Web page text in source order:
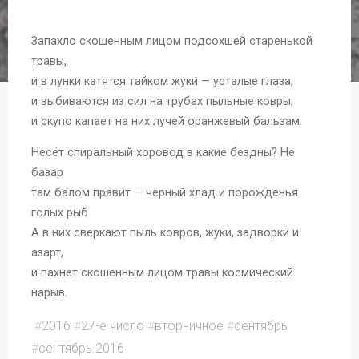
Запахло скошенным лицом подсохшей старенькой
травы,
и в лунки катятся тайком жуки — усталые глаза,
и выбиваются из сил на трубах пыльные ковры,
и скупо капает на них лучей оранжевый бальзам.
Несёт спиральный хоровод в какие бездны? Не
базар
там балом правит — чёрный хлад и порожденья
голых рыб.
А в них сверкают пыль ковров, жуки, задворки и
азарт,
и пахнет скошенным лицом травы космический
нарыв.
#2016 #27-е число #вторничное #сентябрь
#сентябрь 2016